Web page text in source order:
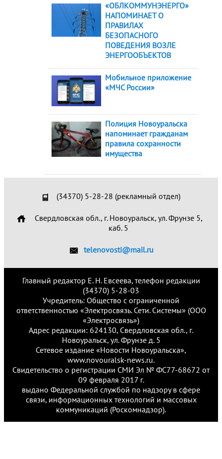
«ОБЛКОММУНЭНЕРГО»
НАПОМИНАЕТ О
ПРАВИЛАХ
БЕЗОПАСНОГО
ПОВЕДЕНИЯ ВОЗЛЕ
ЭНЕРГООБЪЕКТОВ
Мобильное приложение
«МЧС России»
Полиция Новоуральска
напоминает гражданам
правила сохранности
имущества
(34370) 5-28-28 (рекламный отдел)
Свердловская обл., г. Новоуральск, ул. Фрунзе 5,
каб. 5
telenovosti@mail.ru
Главный редактор Е. Н. Евсеева, телефон редакции
(34370) 5-28-03
Учредитель: Общество с ограниченной
ответственностью «Электросвязь. Сети. Системы» (ООО
«Электросвязь»)
Адрес редакции: 624130, Свердловская обл., г.
Новоуральск, ул. Фрунзе д. 5
Сетевое издание «Новости Новоуральска»,
www.novouralsk-news.ru.
Свидетельство о регистрации СМИ Эл № ФС77-68672 от
09 февраля 2017 г.
выдано Федеральной службой по надзору в сфере
связи, информационных технологий и массовых
коммуникаций (Роскомнадзор).